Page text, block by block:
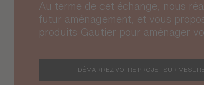
Au terme de cet échange, nous
futur aménagement, et vous
produits Gautier pour aménager
DÉMARREZ VOTRE PROJET SUR